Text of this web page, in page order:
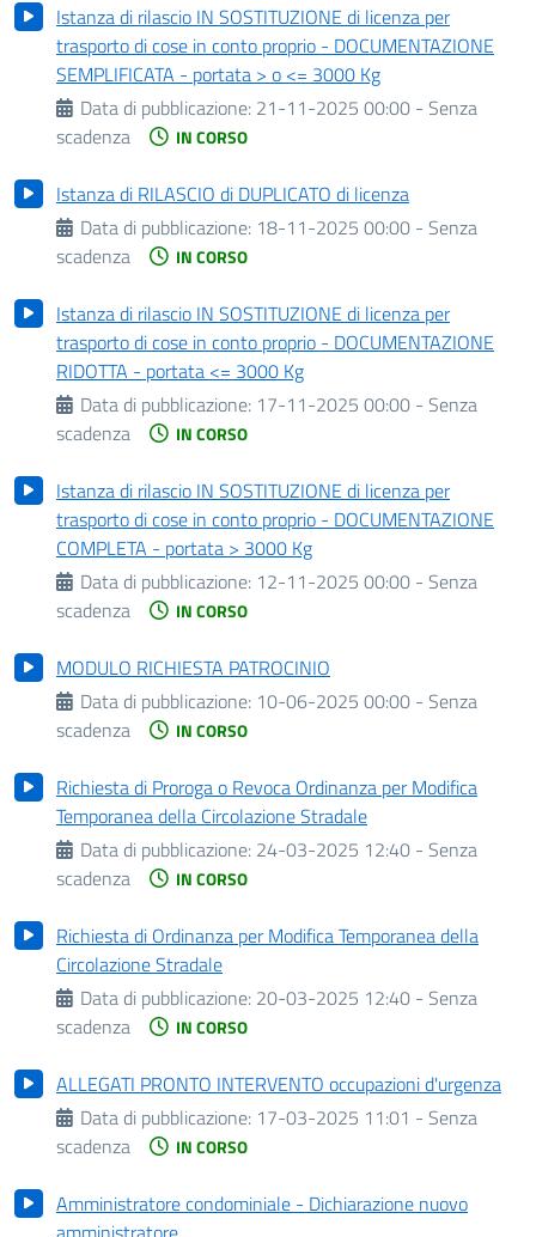
Istanza di rilascio IN SOSTITUZIONE di licenza per
trasporto di cose in conto proprio - DOCUMENTAZIONE
SEMPLIFICATA - portata > o <= 3000 Kg
Data di pubblicazione: 21-11-2025 00:00 - Senza
scadenza
IN CORSO
Istanza di RILASCIO di DUPLICATO di licenza
Data di pubblicazione: 18-11-2025 00:00 - Senza
scadenza
IN CORSO
Istanza di rilascio IN SOSTITUZIONE di licenza per
trasporto di cose in conto proprio - DOCUMENTAZIONE
RIDOTTA - portata <= 3000 Kg
Data di pubblicazione: 17-11-2025 00:00 - Senza
scadenza
IN CORSO
Istanza di rilascio IN SOSTITUZIONE di licenza per
trasporto di cose in conto proprio - DOCUMENTAZIONE
COMPLETA - portata > 3000 Kg
Data di pubblicazione: 12-11-2025 00:00 - Senza
scadenza
IN CORSO
MODULO RICHIESTA PATROCINIO
Data di pubblicazione: 10-06-2025 00:00 - Senza
scadenza
IN CORSO
Richiesta di Proroga o Revoca Ordinanza per Modifica
Temporanea della Circolazione Stradale
Data di pubblicazione: 24-03-2025 12:40 - Senza
scadenza
IN CORSO
Richiesta di Ordinanza per Modifica Temporanea della
Circolazione Stradale
Data di pubblicazione: 20-03-2025 12:40 - Senza
scadenza
IN CORSO
ALLEGATI PRONTO INTERVENTO occupazioni d'urgenza
Data di pubblicazione: 17-03-2025 11:01 - Senza
scadenza
IN CORSO
Amministratore condominiale - Dichiarazione nuovo